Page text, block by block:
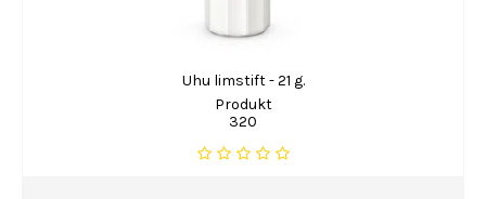
Uhu limstift - 21 g.
Produkt
320